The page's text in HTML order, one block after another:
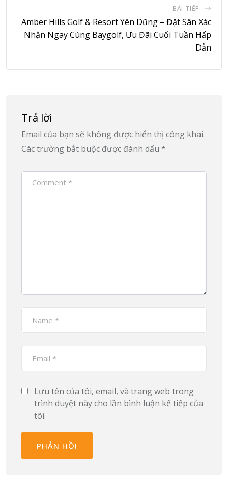
BÀI TIẾP
Amber Hills Golf & Resort Yên Dũng – Đặt Sân Xác
Nhận Ngay Cùng Baygolf, Ưu Đãi Cuối Tuần Hấp
Dẫn
Trả lời
Email của bạn sẽ không được hiển thị công khai.
Các trường bắt buộc được đánh dấu *
Lưu tên của tôi, email, và trang web trong
trình duyệt này cho lần bình luận kế tiếp của
tôi.